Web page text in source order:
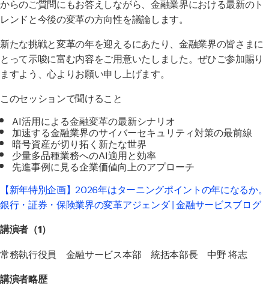
レンドと今後の変革の方向性を議論します。
新たな挑戦と変革の年を迎えるにあたり、金融業界の皆さまに
とって示唆に富む内容をご用意いたしました。ぜひご参加賜り
ますよう、心よりお願い申し上げます。
このセッションで聞けること
AI活用による金融変革の最新シナリオ
加速する金融業界のサイバーセキュリティ対策の最前線
暗号資産が切り拓く新たな世界
少量多品種業務へのAI適用と効率
先進事例に見る企業価値向上のアプローチ
【新年特別企画】2026年はターニングポイントの年になるか。
銀行・証券・保険業界の変革アジェンダ | 金融サービスブログ
講演者（1）
常務執行役員 金融サービス本部 統括本部長 中野 将志
講演者略歴